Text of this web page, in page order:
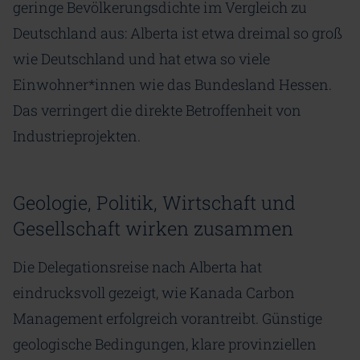
geringe Bevölkerungsdichte im Vergleich zu
Deutschland aus: Alberta ist etwa dreimal so groß
wie Deutschland und hat etwa so viele
Einwohner*innen wie das Bundesland Hessen.
Das verringert die direkte Betroffenheit von
Industrieprojekten.
Geologie, Politik, Wirtschaft und
Gesellschaft wirken zusammen
Die Delegationsreise nach Alberta hat
eindrucksvoll gezeigt, wie Kanada Carbon
Management erfolgreich vorantreibt. Günstige
geologische Bedingungen, klare provinziellen